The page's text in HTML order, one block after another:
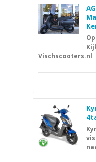
Vischscooters.nl